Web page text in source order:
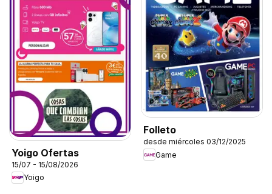
Yoigo Ofertas
15/07 - 15/08/2026
Yoigo
Folleto
desde miércoles 03/12/2025
Game